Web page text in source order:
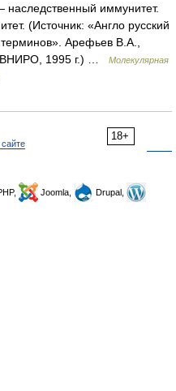
наследственный иммунитет.
(Источник: «Англо русский
Арефьев В.А.,
ВНИРО, 1995 г.) …
Молекулярная
18+
Joomla,
Drupal,